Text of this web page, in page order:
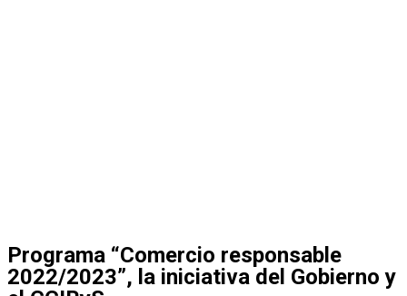
Programa “Comercio responsable
2022/2023”, la iniciativa del Gobierno y